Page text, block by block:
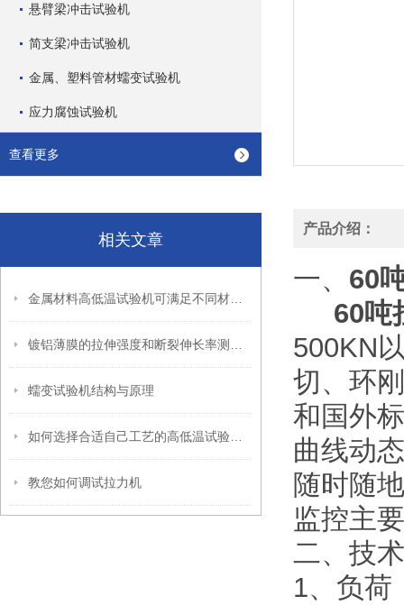
悬臂梁冲击试验机
简支梁冲击试验机
金属、塑料管材蠕变试验机
应力腐蚀试验机
查看更多
相关文章
蠕变试验机结构与原理
教您如何调试拉力机
产品介绍：
一、 60
60吨
500KN
切、环
和国外
曲线动
随时随
监控主
二、技
1、负荷